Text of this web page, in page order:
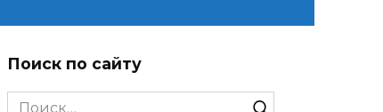
Поиск по сайту
Search